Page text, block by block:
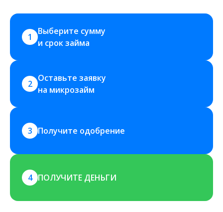
1
Выберите сумму
и срок займа
2
Оставьте заявку
на микрозайм
3 Получите одобрение
4 ПОЛУЧИТЕ ДЕНЬГИ